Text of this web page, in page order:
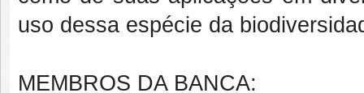
uso dessa espécie da
MEMBROS DA BANCA: